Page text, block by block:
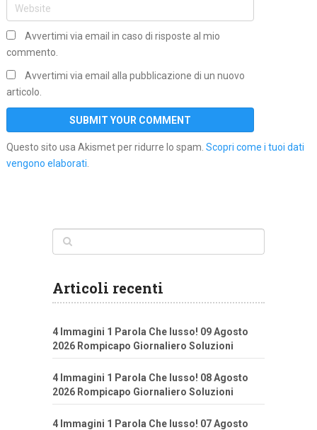
Avvertimi via email in caso di risposte al mio
commento.
Avvertimi via email alla pubblicazione di un nuovo
articolo.
Questo sito usa Akismet per ridurre lo spam. Scopri come i tuoi dati
vengono elaborati.
Articoli recenti
4 Immagini 1 Parola Che lusso! 09 Agosto
2026 Rompicapo Giornaliero Soluzioni
4 Immagini 1 Parola Che lusso! 08 Agosto
2026 Rompicapo Giornaliero Soluzioni
4 Immagini 1 Parola Che lusso! 07 Agosto